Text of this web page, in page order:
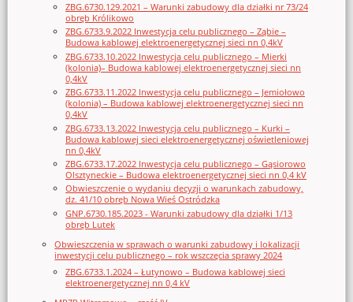
ZBG.6730.129.2021 – Warunki zabudowy dla działki nr 73/24
obręb Królikowo
ZBG.6733.9.2022 Inwestycja celu publicznego – Ząbie –
Budowa kablowej elektroenergetycznej sieci nn 0,4kV
ZBG.6733.10.2022 Inwestycja celu publicznego – Mierki
(kolonia)– Budowa kablowej elektroenergetycznej sieci nn
0,4kV
ZBG.6733.11.2022 Inwestycja celu publicznego – Jemiołowo
(kolonia) – Budowa kablowej elektroenergetycznej sieci nn
0,4kV
ZBG.6733.13.2022 Inwestycja celu publicznego – Kurki –
Budowa kablowej sieci elektroenergetycznej oświetleniowej
nn 0,4kV
ZBG.6733.17.2022 Inwestycja celu publicznego – Gąsiorowo
Olsztyneckie – Budowa elektroenergetycznej sieci nn 0,4 kV
Obwieszczenie o wydaniu decyzji o warunkach zabudowy,
dz. 41/10 obręb Nowa Wieś Ostródzka
GNP.6730.185.2023 - Warunki zabudowy dla działki 1/13
obręb Lutek
Obwieszczenia w sprawach o warunki zabudowy i lokalizacji
inwestycji celu publicznego – rok wszczęcia sprawy 2024
ZBG.6733.1.2024 – Łutynowo – Budowa kablowej sieci
elektroenergetycznej nn 0,4 kV